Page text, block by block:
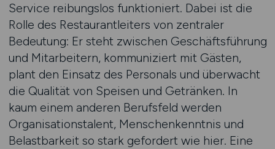
Service reibungslos funktioniert. Dabei ist die
Rolle des Restaurantleiters von zentraler
Bedeutung: Er steht zwischen Geschäftsführung
und Mitarbeitern, kommuniziert mit Gästen,
plant den Einsatz des Personals und überwacht
die Qualität von Speisen und Getränken. In
kaum einem anderen Berufsfeld werden
Organisationstalent, Menschenkenntnis und
Belastbarkeit so stark gefordert wie hier. Eine